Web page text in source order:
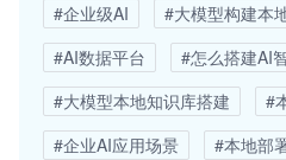
#企业级AI
#大模型构建本
#AI数据平台
#怎么搭建AI
#大模型本地知识库搭建
#
#企业AI应用场景
#本地部